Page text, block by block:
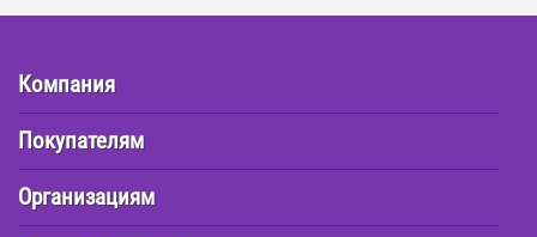
Компания
Покупателям
Организациям